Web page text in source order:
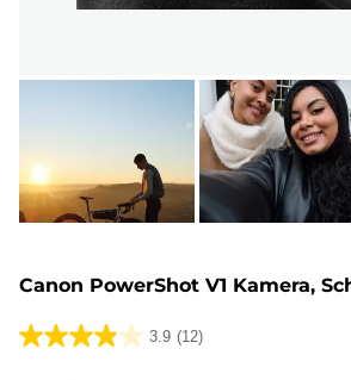
Canon PowerShot V1 Kamera,
3.9 (12)
3.9